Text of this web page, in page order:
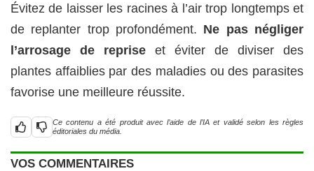
Évitez de laisser les racines à l’air trop longtemps et
de replanter trop profondément. Ne pas négliger
l’arrosage de reprise et éviter de diviser des
plantes affaiblies par des maladies ou des parasites
favorise une meilleure réussite.
Ce contenu a été produit avec l’aide de l’IA et validé selon les règles
éditoriales du média.
VOS COMMENTAIRES